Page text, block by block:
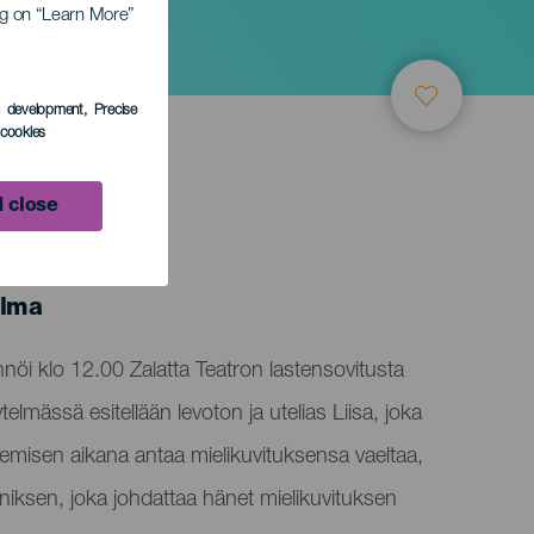
on “Learn More”
development, Precise
close
klo 12.00 Zalatta Teatron lastensovitusta
esitellään levoton ja utelias Liisa, joka
aikana antaa mielikuvituksensa vaeltaa,
joka johdattaa hänet mielikuvituksen